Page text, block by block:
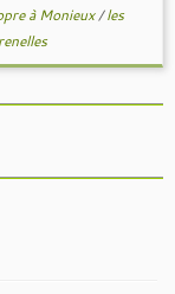
à Monieux/les